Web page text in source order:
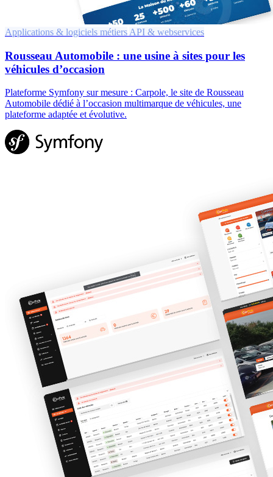
Applications & logiciels métiers API & webservices
Rousseau Automobile : une usine à sites pour les
véhicules d’occasion
Plateforme Symfony sur mesure : Carpole, le site de Rousseau
Automobile dédié à l’occasion multimarque de véhicules, une
plateforme adaptée et évolutive.